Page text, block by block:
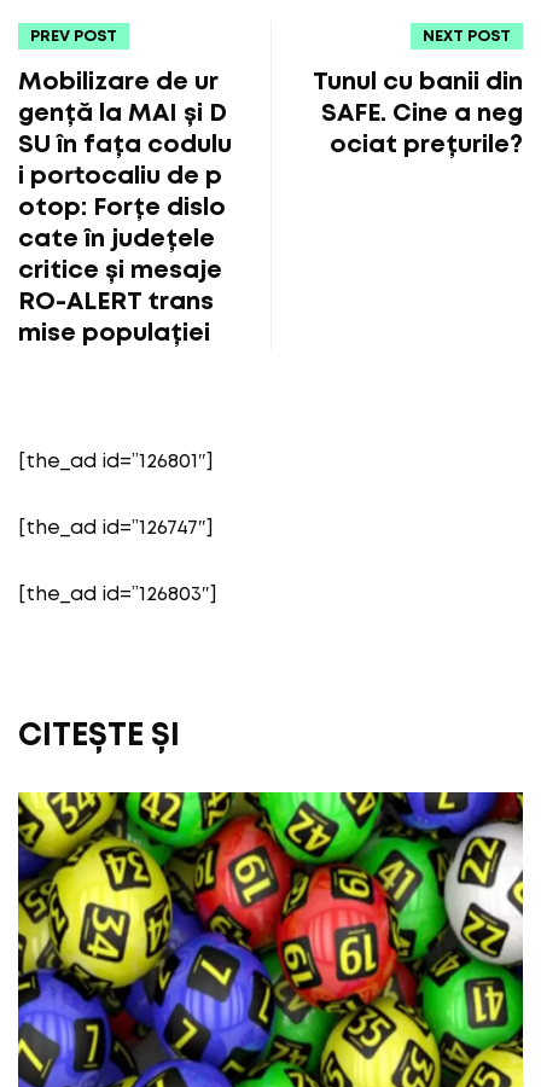
PREV POST
Mobilizare de ur
gență la MAI și D
SU în fața codulu
i portocaliu de p
otop: Forțe dislo
cate în județele
critice și mesaje
RO-ALERT trans
mise populației
NEXT POST
Tunul cu banii din
SAFE. Cine a neg
ociat prețurile?
[the_ad id=”126801″]
[the_ad id=”126747″]
[the_ad id=”126803″]
CITEȘTE ȘI